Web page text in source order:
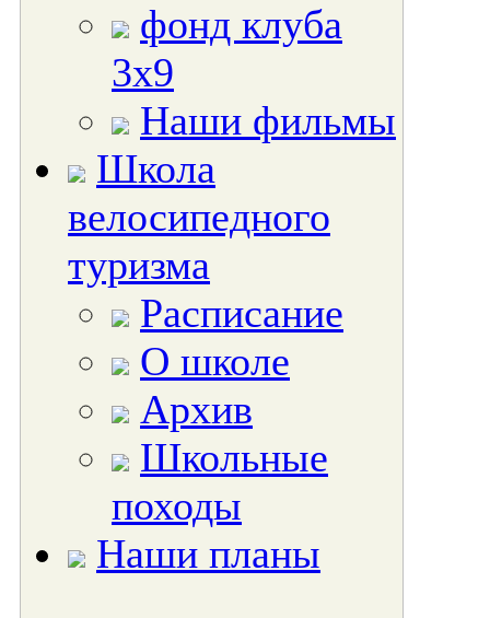
фонд клуба
3х9
Наши фильмы
Школа
велосипедного
туризма
Расписание
О школе
Архив
Школьные
походы
Наши планы